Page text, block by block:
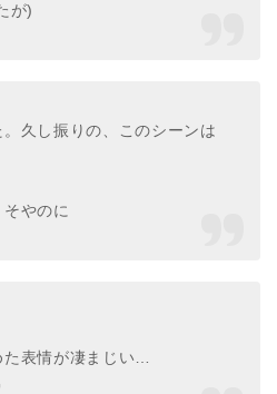
が)
久し振りの、このシーンは
やのに
表情が凄まじい…